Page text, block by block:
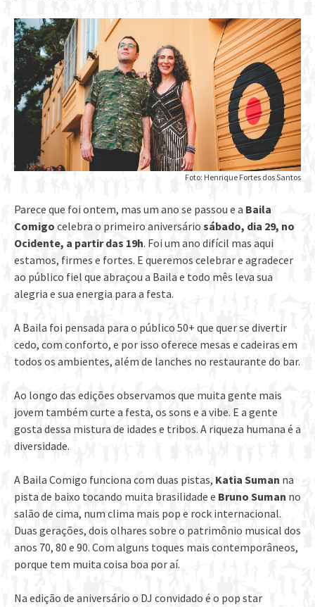
Foto: Henrique Fortes dos Santos
Parece que foi ontem, mas um ano se passou e a Baila
Comigo celebra o primeiro aniversário sábado, dia 29, no
Ocidente, a partir das 19h. Foi um ano difícil mas aqui
estamos, firmes e fortes. E queremos celebrar e agradecer
ao público fiel que abraçou a Baila e todo mês leva sua
alegria e sua energia para a festa.
A Baila foi pensada para o público 50+ que quer se divertir
cedo, com conforto, e por isso oferece mesas e cadeiras em
todos os ambientes, além de lanches no restaurante do bar.
Ao longo das edições observamos que muita gente mais
jovem também curte a festa, os sons e a vibe. E a gente
gosta dessa mistura de idades e tribos. A riqueza humana é a
diversidade.
A Baila Comigo funciona com duas pistas, Katia Suman na
pista de baixo tocando muita brasilidade e Bruno Suman no
salão de cima, num clima mais pop e rock internacional.
Duas gerações, dois olhares sobre o patrimônio musical dos
anos 70, 80 e 90. Com alguns toques mais contemporâneos,
porque tem muita coisa boa por aí.
Na edição de aniversário o DJ convidado é o pop star